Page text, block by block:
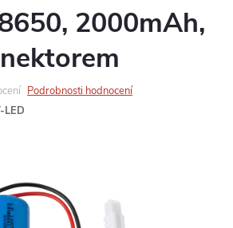
2000mAh,
Podrobnosti hodnocení
LED